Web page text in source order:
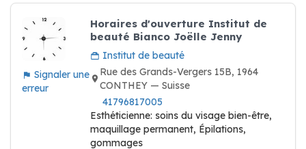
Signaler une
erreur
Horaires d'ouverture Institut de
beauté Bianco Joëlle Jenny
Institut de beauté
Rue des Grands-Vergers 15B, 1964
CONTHEY — Suisse
41796817005
Esthéticienne: soins du visage bien-être,
maquillage permanent, Épilations,
gommages